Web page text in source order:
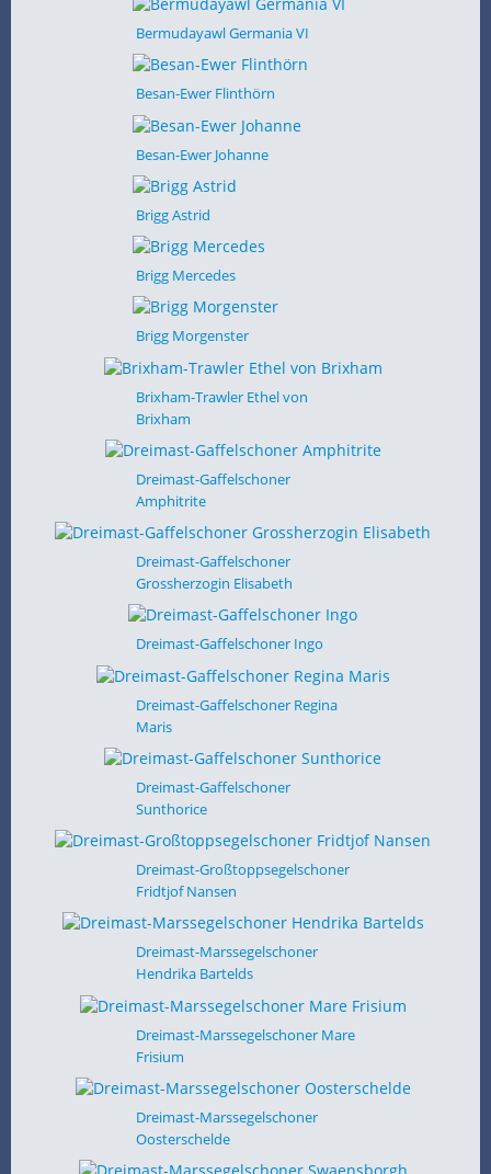
Bermudayawl Germania VI
Besan-Ewer Flinthörn
Besan-Ewer Johanne
Brigg Astrid
Brigg Mercedes
Brigg Morgenster
Brixham-Trawler Ethel von
Brixham
Dreimast-Gaffelschoner
Amphitrite
Dreimast-Gaffelschoner
Grossherzogin Elisabeth
Dreimast-Gaffelschoner Ingo
Dreimast-Gaffelschoner Regina
Maris
Dreimast-Gaffelschoner
Sunthorice
Dreimast-Großtoppsegelschoner
Fridtjof Nansen
Dreimast-Marssegelschoner
Hendrika Bartelds
Dreimast-Marssegelschoner Mare
Frisium
Dreimast-Marssegelschoner
Oosterschelde